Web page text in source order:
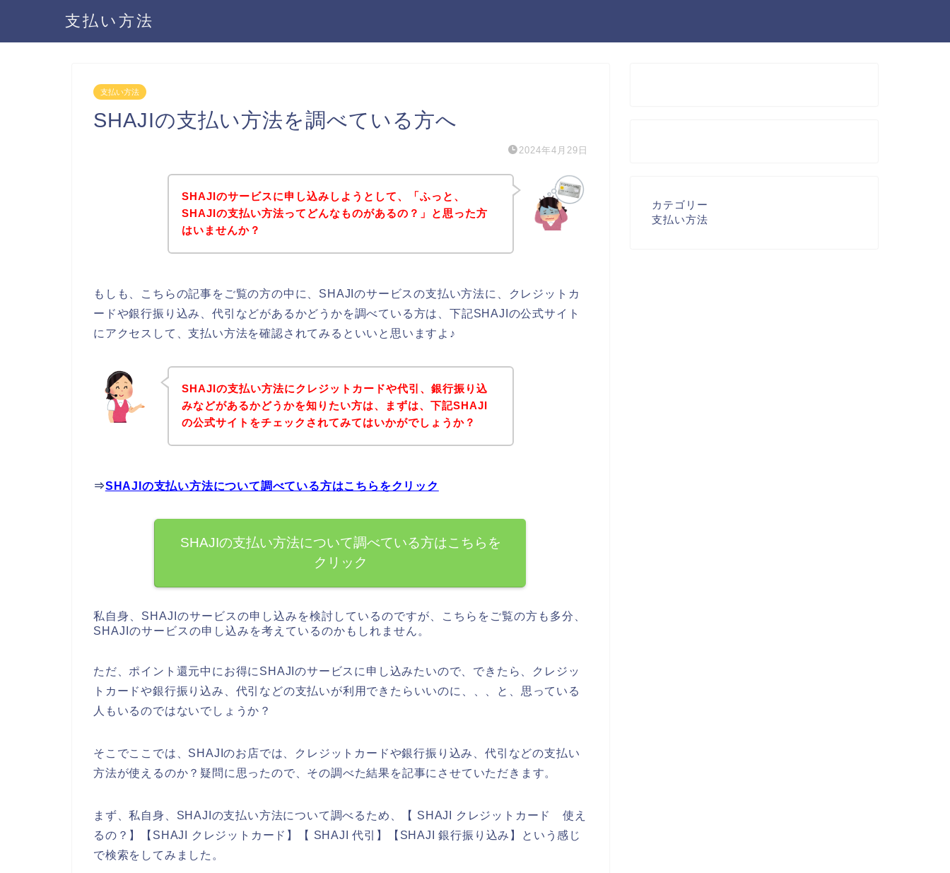
支払い方法
支払い方法
SHAJIの支払い方法を調べている方へ
2024年4月29日
SHAJIのサービスに申し込みしようとして、「ふっと、
SHAJIの支払い方法ってどんなものがあるの？」と思った方
はいませんか？
もしも、こちらの記事をご覧の方の中に、SHAJIのサービスの支払い方法に、クレジットカ
ードや銀行振り込み、代引などがあるかどうかを調べている方は、下記SHAJIの公式サイト
にアクセスして、支払い方法を確認されてみるといいと思いますよ♪
SHAJIの支払い方法にクレジットカードや代引、銀行振り込
みなどがあるかどうかを知りたい方は、まずは、下記SHAJI
の公式サイトをチェックされてみてはいかがでしょうか？
⇒SHAJIの支払い方法について調べている方はこちらをクリック
SHAJIの支払い方法について調べている方はこちらを
クリック
私自身、SHAJIのサービスの申し込みを検討しているのですが、こちらをご覧の方も多分、
SHAJIのサービスの申し込みを考えているのかもしれません。
ただ、ポイント還元中にお得にSHAJIのサービスに申し込みたいので、できたら、クレジッ
トカードや銀行振り込み、代引などの支払いが利用できたらいいのに、、、と、思っている
人もいるのではないでしょうか？
そこでここでは、SHAJIのお店では、クレジットカードや銀行振り込み、代引などの支払い
方法が使えるのか？疑問に思ったので、その調べた結果を記事にさせていただきます。
まず、私自身、SHAJIの支払い方法について調べるため、【 SHAJI クレジットカード 使え
るの？】【SHAJI クレジットカード】【 SHAJI 代引】【SHAJI 銀行振り込み】という感じ
で検索をしてみました。
カテゴリー
支払い方法